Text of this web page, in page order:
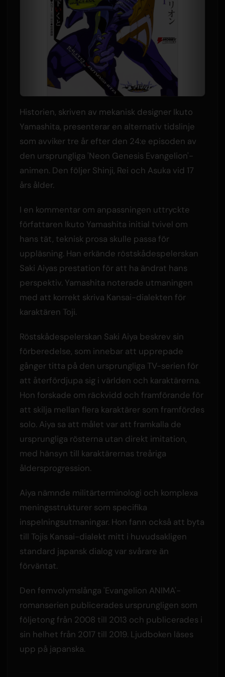
Historien, skriven av mekanisk designer Ikuto
Yamashita, presenterar en alternativ tidslinje
som avviker tre år efter den 24:e episoden av
den ursprungliga 'Neon Genesis Evangelion'-
animen. Den följer Shinji, Rei och Asuka vid 17
års ålder.
I en kommentar om anpassningen uttryckte
författaren Ikuto Yamashita initial tvivel om
hans tät, teknisk prosa skulle passa för
uppläsning. Han erkände röstskådespelerskan
Saki Aiyas prestation för att ha ändrat hans
perspektiv. Yamashita noterade utmaningen
med att korrekt skriva Kansai-dialekten för
karaktären Toji.
Röstskådespelerskan Saki Aiya beskrev sin
förberedelse, som innebar att upprepade
gånger titta på den ursprungliga TV-serien för
att återfördjupa sig i världen och karaktärerna.
Hon forskade om räckvidd och framförande för
att skilja mellan flera karaktärer som framfördes
solo. Aiya sa att målet var att framkalla de
ursprungliga rösterna utan direkt imitation,
med hänsyn till karaktärernas treåriga
åldersprogression.
Aiya nämnde militärterminologi och komplexa
meningsstrukturer som specifika
inspelningsutmaningar. Hon fann också att byta
till Tojis Kansai-dialekt mitt i huvudsakligen
standard japansk dialog var svårare än
förväntat.
Den femvolymslånga 'Evangelion ANIMA'-
romanserien publicerades ursprungligen som
följetong från 2008 till 2013 och publicerades i
sin helhet från 2017 till 2019. Ljudboken läses
upp på japanska.